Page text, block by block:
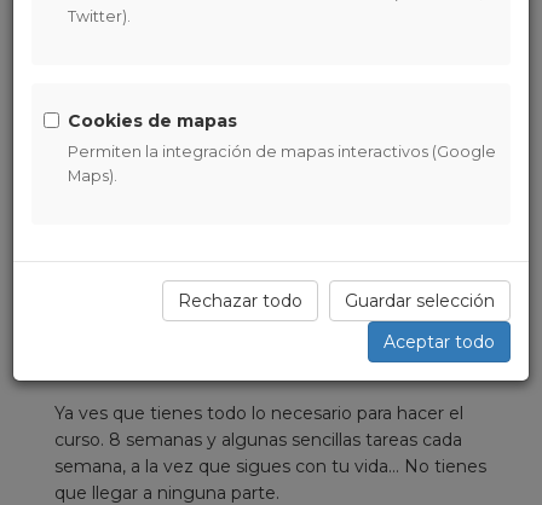
descubrir las primeras manifestaciones de un
Con los sonidos, desarrollando el poder de la
observación atenta.
Con los pensamientos y las emociones, para
aprender a relacionarte con ellos sin perderte
identificando los patrones recurrentes de tu
Con el escáner corporal, para traerte al aquí y
Ya ves que tienes todo lo necesario para hacer el
curso. 8 semanas y algunas sencillas tareas cada
semana, a la vez que sigues con tu vida... No tienes
que llegar a ninguna parte.
Twitter).
Cookies de mapas
Permiten la integración de mapas interactivos (Google
Maps).
Rechazar todo
Guardar selección
Aceptar todo